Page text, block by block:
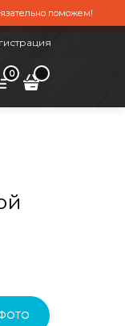
поможем!
0